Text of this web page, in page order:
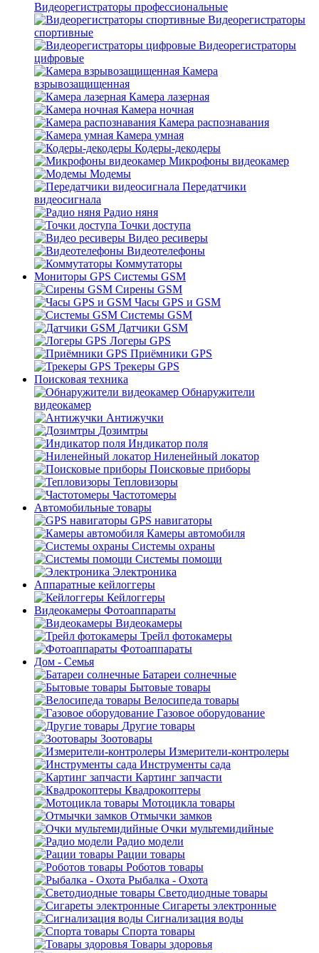
Видеорегистраторы профессиональные
Видеорегистраторы
спортивные
Видеорегистраторы
цифровые
Камера
взрывозащищенная
Камера лазерная
Камера ночная
Камера распознавания
Камера умная
Кодеры-декодеры
Микрофоны видеокамер
Модемы
Передатчики
видеосигнала
Радио няня
Точки доступа
Видео ресиверы
Видеотелефоны
Коммутаторы
Мониторы GPS Системы GSM
Сирены GSM
Часы GPS и GSM
Системы GSM
Датчики GSM
Логеры GPS
Приёмники GPS
Трекеры GPS
Поисковая техника
Обнаружители
видеокамер
Антижучки
Дозимтры
Индикатор поля
Ниленейный локатор
Поисковые приборы
Тепловизоры
Частотомеры
Автомобильные товары
GPS навигаторы
Камеры автомобиля
Системы охраны
Системы помощи
Электроника
Аппаратные кейлоггеры
Кейлоггеры
Видеокамеры Фотоаппараты
Видеокамеры
Трейл фотокамеры
Фотоаппараты
Дом - Семья
Батареи солнечные
Бытовые товары
Велосипеда товары
Газовое оборудование
Другие товары
Зоотовары
Измерители-контролеры
Инструменты сада
Картинг запчасти
Квадрокоптеры
Мотоцикла товары
Отмычки замков
Очки мультемидийные
Радио модели
Рации товары
Роботов товары
Рыбалка - Охота
Светодиодные товары
Сигареты электронные
Сигнализация воды
Спорта товары
Товары здоровья